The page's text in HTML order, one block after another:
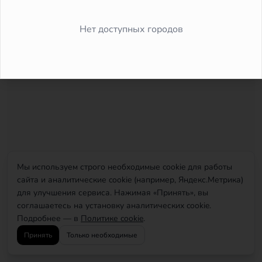
Мы используем строго необходимые cookie для работы
сайта и аналитические cookie (например, Яндекс.Метрика)
для улучшения сервиса. Нажимая «Принять», вы
соглашаетесь на установку аналитических cookie.
Подробнее — в Политике cookie.
Принять Только необходимые
Нет доступных городов